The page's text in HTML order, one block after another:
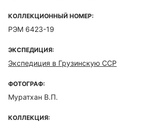
КОЛЛЕКЦИОННЫЙ НОМЕР:
РЭМ 6423-19
ЭКСПЕДИЦИЯ:
Экспедиция в Грузинскую ССР
ФОТОГРАФ:
Муратхан В.П.
КОЛЛЕКЦИЯ: